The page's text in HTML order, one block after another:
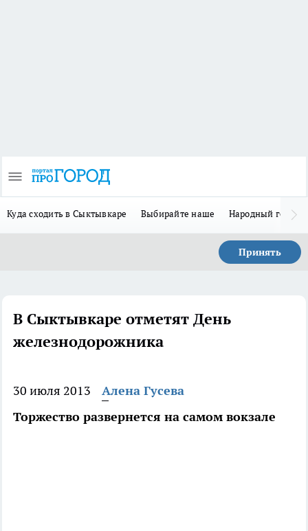
Куда сходить в Сыктывкаре Выбирайте наше Народный герой-
Принять
В Сыктывкаре отметят День
железнодорожника
30 июля 2013
Алена Гусева
Торжество развернется на самом вокзале